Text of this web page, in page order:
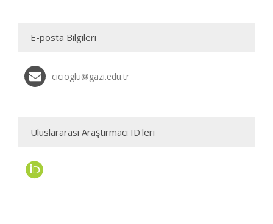
E-posta Bilgileri
cicioglu@gazi.edu.tr
Uluslararası Araştırmacı ID'leri